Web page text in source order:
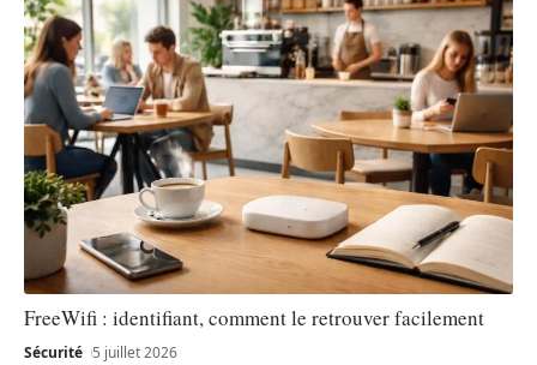
FreeWifi : identifiant, comment le retrouver facilement
Sécurité 5 juillet 2026